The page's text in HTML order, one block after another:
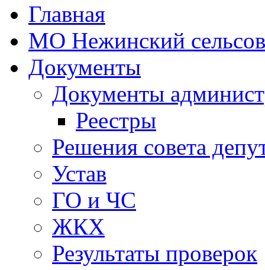
Главная
МО Нежинский
Документы
Документы
Реестры
Решения совета
Устав
ГО и ЧС
ЖКХ
Результаты проверок